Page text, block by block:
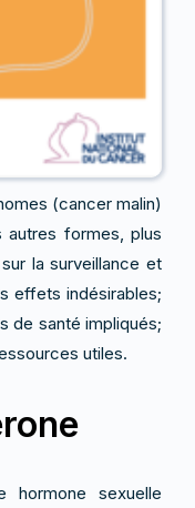
(cancer malin)
autres formes, plus
la surveillance et
effets indésirables;
de santé impliqués;
utiles.
hormone sexuelle